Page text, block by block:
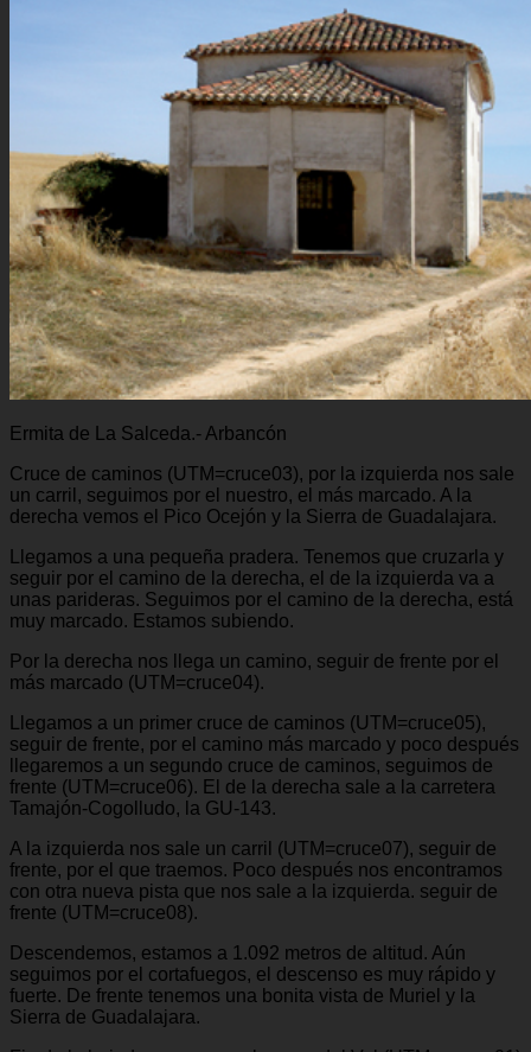
Ermita de La Salceda.- Arbancón
Cruce de caminos (UTM=cruce03), por la izquierda nos sale
un carril, seguimos por el nuestro, el más marcado. A la
derecha vemos el Pico Ocejón y la Sierra de Guadalajara.
Llegamos a una pequeña pradera. Tenemos que cruzarla y
seguir por el camino de la derecha, el de la izquierda va a
unas parideras. Seguimos por el camino de la derecha, está
muy marcado. Estamos subiendo.
Por la derecha nos llega un camino, seguir de frente por el
más marcado (UTM=cruce04).
Llegamos a un primer cruce de caminos (UTM=cruce05),
seguir de frente, por el camino más marcado y poco después
llegaremos a un segundo cruce de caminos, seguimos de
frente (UTM=cruce06). El de la derecha sale a la carretera
Tamajón-Cogolludo, la GU-143.
A la izquierda nos sale un carril (UTM=cruce07), seguir de
frente, por el que traemos. Poco después nos encontramos
con otra nueva pista que nos sale a la izquierda. seguir de
frente (UTM=cruce08).
Descendemos, estamos a 1.092 metros de altitud. Aún
seguimos por el cortafuegos, el descenso es muy rápido y
fuerte. De frente tenemos una bonita vista de Muriel y la
Sierra de Guadalajara.